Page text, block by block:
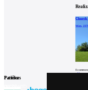
Church
Wien,
0
add
Partners
Patička